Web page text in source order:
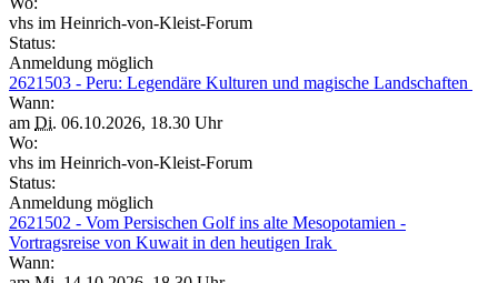
vhs im Heinrich-von-Kleist-Forum
Status:
Anmeldung möglich
2621503 - Peru: Legendäre Kulturen und magische Landschaften
Wann:
am Di. 06.10.2026, 18.30 Uhr
Wo:
vhs im Heinrich-von-Kleist-Forum
Status:
Anmeldung möglich
2621502 - Vom Persischen Golf ins alte Mesopotamien -
Vortragsreise von Kuwait in den heutigen Irak
Wann: